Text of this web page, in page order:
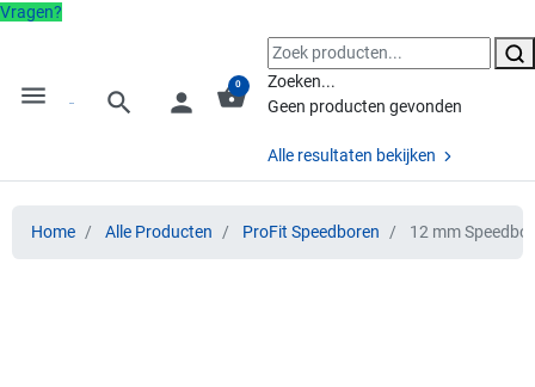
Vragen?
menu search person shopping_basket
0
Zoeken...
Geen producten gevonden
Alle resultaten bekijken
Home Alle Producten ProFit Speedboren 12 mm